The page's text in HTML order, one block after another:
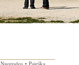
Nuorodos ▪ Paieška